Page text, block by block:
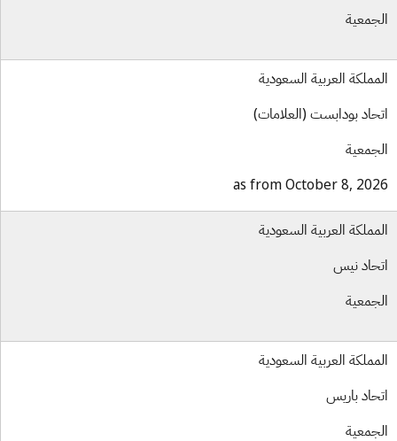
العربية السعودية
بودابست (العلامات)
as from October 8,
العربية السعودية
نيس
العربية السعودية
باريس